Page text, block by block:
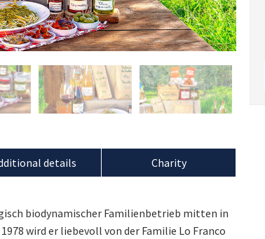
biodynamischer Familienbetrieb mitten in
wird er liebevoll von der Familie Lo Franco
details Charity